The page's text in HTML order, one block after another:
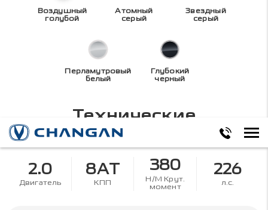
Воздушный
голубой
Атомный
серый
Звездный
серый
Перламутровый
белый
Глубокий
черный
Технические
характеристики
UNI-K
2.0
Двигатель
8AT
КПП
380
Н/М Крут.
момент
226
л.с.